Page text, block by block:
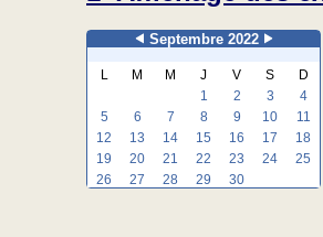
Septembre 2022
L M M J V S
D
1
2 3
4
5
6 7 8 9 10
11
12
13 14 15 16 17
18
19
20 21 22 23 24
25
26
27 28 29 30